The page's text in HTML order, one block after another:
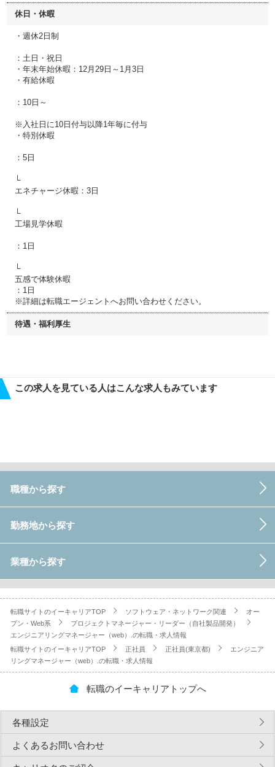
休日・休暇
・週休2日制
：土日・祝日
・年末年始休暇：12月29日～1月3日
・有給休暇
：10日～
※入社日に10日付与以降1年毎に付与
・特別休暇
：5日
└
エネチャージ休暇：3日
└
工場見学休暇
：1日
└
五感で体験休暇
：1日
※詳細は転職エージェントへお問い合わせください。
待遇・福利厚生
この求人を見ている人はこんな求人もみています
職種から探す
勤務地から探す
業種から探す
転職サイトのイーキャリアTOP ソフトウェア・ネットワーク関連
オー
プン・Web系
プロジェクトマネージャー・リーダー（自社製品開発）
エンジニアリングマネージャー（web）.の転職・求人情報
転職サイトのイーキャリアTOP
正社員 正社員(東京都)
エンジニア
リングマネージャー（web）.の転職・求人情報
転職のイーキャリアトップへ
各種設定
よくあるお問い合わせ